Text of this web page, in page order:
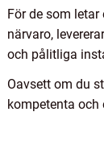
För de som
närvaro,
och pålitliga
Oavsett om du
kompetenta